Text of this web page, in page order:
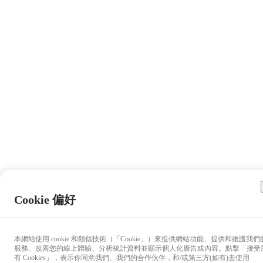
Cookie 偏好
本網站使用 cookie 和類似技術（「Cookie」）來提供網站功能、提供和維護我們
服務、改善您的線上體驗、分析統計資料並顯示個人化廣告或內容。點擊「接受
有 Cookies」，表示你同意我們、我們的合作伙伴，和/或第三方(如有)去使用